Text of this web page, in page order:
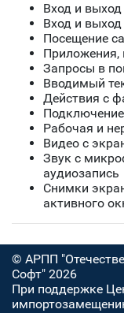
Вход и выход
Вход и
Посещение
Приложения,
Запросы в
Вводимый
Действия с
Рабочая и
Видео с
Звук с
аудиозапись
Снимки
активного
© АРПП
Софт" 2026
При поддержке